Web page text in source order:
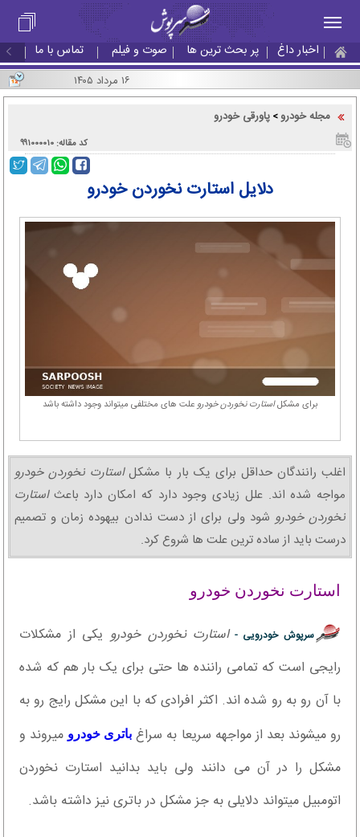
اخبار داغ پر بحث ترین ها صوت و فیلم تماس با ما
مجله خودرو> پاورقی خودرو
کد مقاله: ۹۹۱۰۰۰۰۱۰
دلایل استارت نخوردن خودرو
برای مشکلاستارت نخوردن خودرو علت های مختلفی میتواند وجود داشته باشد
اغلب رانندگان حداقل برای یک بار با مشکلاستارت نخوردن خودرو
مواجه شده اند. علل زیادی وجود دارد که امکان دارد باعثاستارت
نخوردن خودرو شود ولی برای از دست ندادن بیهوده زمان و تصمیم
درست باید از ساده ترین علت ها شروع کرد.
استارت نخوردن خودرو
سرپوش خودرویی -استارت نخوردن خودرویکی از مشکلات
رایجی است که تمامی راننده ها حتی برای یک بار هم که شده
با آن رو به رو شده اند. اکثر افرادی که با این مشکل رایج رو به
رو میشوند بعد از مواجهه سریعا به سراغ باتری خودرومیروند و
مشکل را در آن می دانند ولی باید بدانید استارت نخوردن
اتومبیل میتواند دلایلی به جز مشکل در باتری نیز داشته باشد.